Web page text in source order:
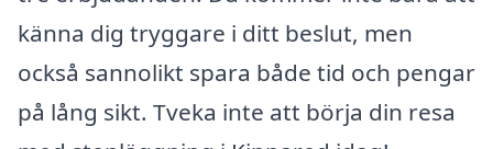
känna dig tryggare i ditt beslut, men
också sannolikt spara både tid och pengar
på lång sikt. Tveka inte att börja din resa